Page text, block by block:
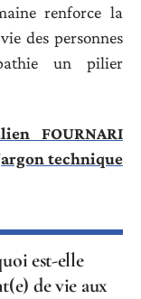
renforce la
des personnes
un pilier
FOURNARI
technique
est-elle
de vie aux